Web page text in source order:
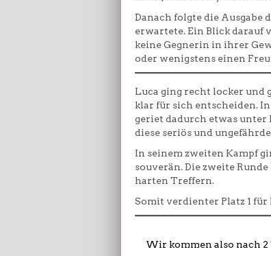
Danach folgte die Ausgabe
erwartete. Ein Blick darauf
keine Gegnerin in ihrer
oder wenigstens einen
Luca ging recht locker und
klar für sich entscheiden.
geriet dadurch etwas unter
diese seriös und
In seinem zweiten Kampf
souverän. Die zweite
harten Treffern.
Somit verdienter Platz 1
Wir kommen also nach 2